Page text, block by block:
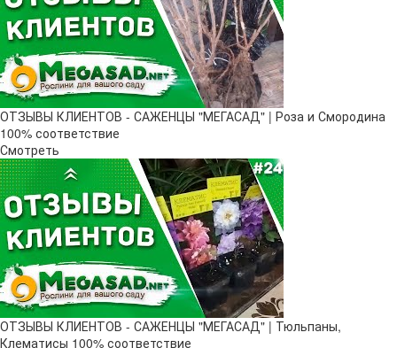
ОТЗЫВЫ КЛИЕНТОВ - САЖЕНЦЫ "МЕГАСАД" | Роза и Смородина
100% соответствие
Смотреть
ОТЗЫВЫ КЛИЕНТОВ - САЖЕНЦЫ "МЕГАСАД" | Тюльпаны,
Клематисы 100% соответствие